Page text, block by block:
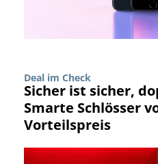
Deal im Check
Sicher ist sicher,
Smarte Schlösser
Vorteilspreis